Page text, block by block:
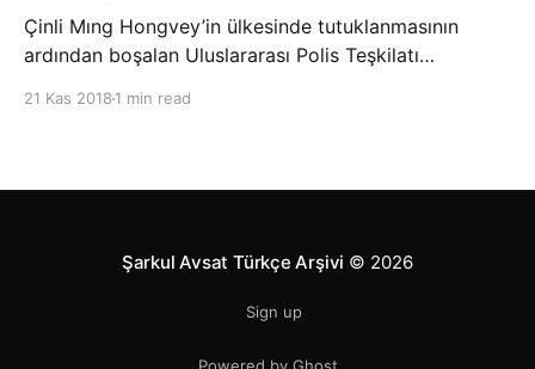
Çinli Mıng Hongvey’in ülkesinde tutuklanmasının
ardından boşalan Uluslararası Polis Teşkilatı
21 Kas 2018 1 min read
Şarkul Avsat Türkçe Arşivi © 2026
Sign up